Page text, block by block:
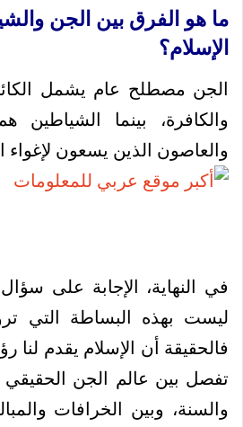
ما هو الفرق بين الجن
الإسلام؟
الجن مصطلح عام يشمل
والكافرة، بينما الشياطين
والعاصون الذين يسعون لإغواء
في النهاية، الإجابة على
ليست بهذه البساطة التي
فالحقيقة أن الإسلام يقدم لنا
تفصل بين عالم الجن
والسنة، وبين الخرافات